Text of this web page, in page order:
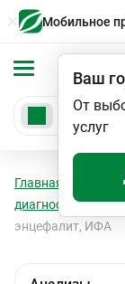
Мобильное
Ваш
От
услуг
Главная
диагностика
энцефалит, ИФА